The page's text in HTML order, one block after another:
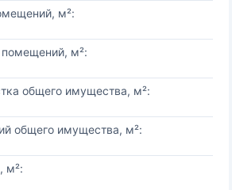
м²:
м²:
общего имущества, м²:
общего имущества, м²:
м²: